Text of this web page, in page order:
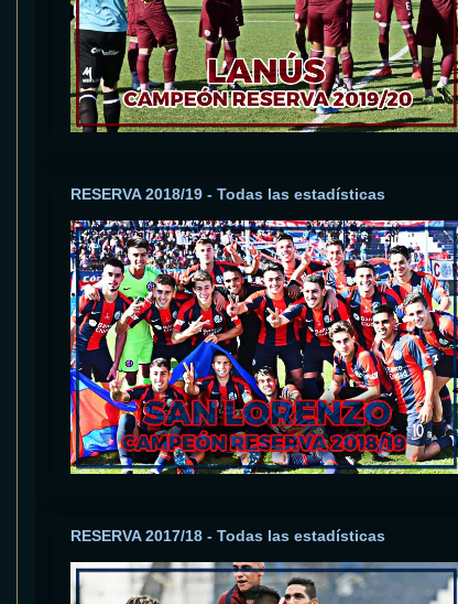
RESERVA 2018/19 - Todas las estadísticas
RESERVA 2017/18 - Todas las estadísticas